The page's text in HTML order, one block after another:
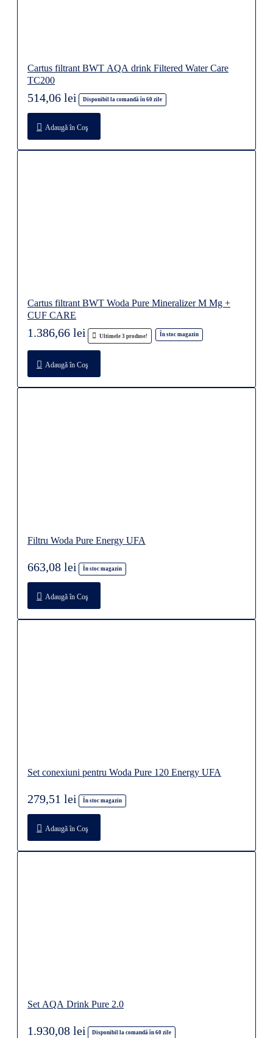
Cartus filtrant BWT AQA drink Filtered Water Care
TC200
Disponibil la comandă în 60 zile
514,06 lei
Adaugă în Coş
Cartus filtrant BWT Woda Pure Mineralizer M Mg +
CUF CARE
Ultimele 3 produse! În stoc magazin
1.386,66 lei
Adaugă în Coş
Filtru Woda Pure Energy UFA
În stoc magazin
663,08 lei
Adaugă în Coş
Set conexiuni pentru Woda Pure 120 Energy UFA
În stoc magazin
279,51 lei
Adaugă în Coş
Set AQA Drink Pure 2.0
Disponibil la comandă în 60 zile
1.930,08 lei